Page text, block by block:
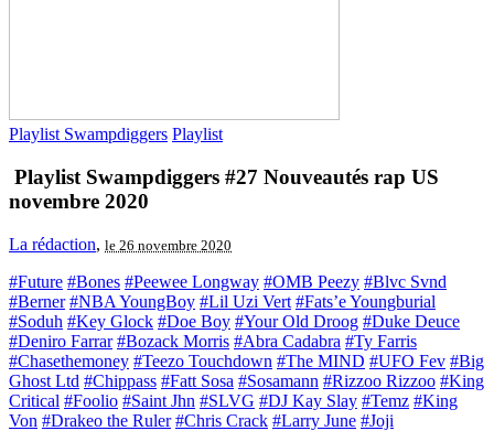
Playlist Swampdiggers Playlist
Playlist Swampdiggers #27 Nouveautés rap US
novembre 2020
La rédaction, le 26 novembre 2020
#Future #Bones #Peewee Longway #OMB Peezy #Blvc Svnd
#Berner #NBA YoungBoy #Lil Uzi Vert #Fats’e Youngburial
#Soduh #Key Glock #Doe Boy #Your Old Droog #Duke Deuce
#Deniro Farrar #Bozack Morris #Abra Cadabra #Ty Farris
#Chasethemoney #Teezo Touchdown #The MIND #UFO Fev #Big
Ghost Ltd #Chippass #Fatt Sosa #Sosamann #Rizzoo Rizzoo #King
Critical #Foolio #Saint Jhn #SLVG #DJ Kay Slay #Temz #King
Von #Drakeo the Ruler #Chris Crack #Larry June #Joji